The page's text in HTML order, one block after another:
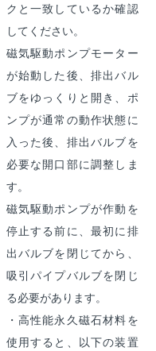
クと一致しているか確認
してください。
磁気駆動ポンプモーター
が始動した後、排出バル
ブをゆっくりと開き、ポ
ンプが通常の動作状態に
入った後、排出バルブを
必要な開口部に調整しま
す。
磁気駆動ポンプが作動を
停止する前に、最初に排
出バルブを閉じてから、
吸引パイプバルブを閉じ
る必要があります。
・高性能永久磁石材料を
使用すると、以下の装置